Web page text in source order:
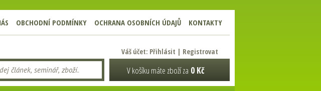
OBCHODNÍ PODMÍNKY OCHRANA OSOBNÍCH ÚDAJŮ KONTAKTY
Váš účet: Přihlásit | Registrovat
V košíku máte zboží za 0 Kč